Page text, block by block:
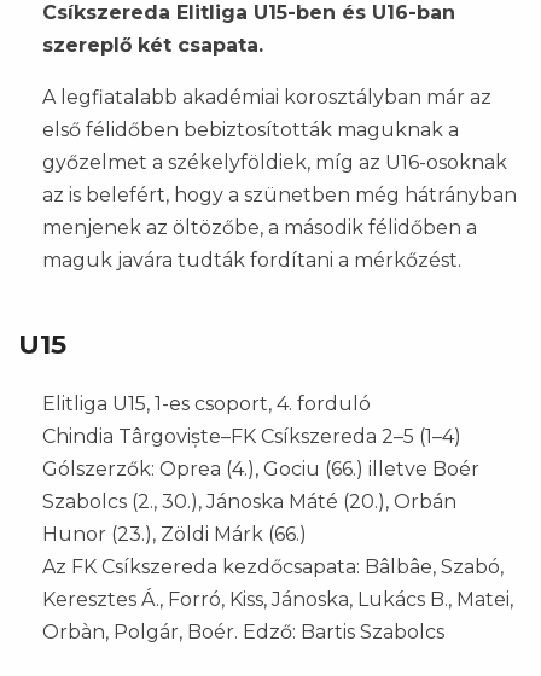
Csíkszereda Elitliga U15-ben és U16-ban
szereplő két csapata.
A legfiatalabb akadémiai korosztályban már az
első félidőben bebiztosították maguknak a
győzelmet a székelyföldiek, míg az U16-osoknak
az is belefért, hogy a szünetben még hátrányban
menjenek az öltözőbe, a második félidőben a
maguk javára tudták fordítani a mérkőzést.
U15
Elitliga U15, 1-es csoport, 4. forduló
Chindia Târgoviște–FK Csíkszereda 2–5 (1–4)
Gólszerzők: Oprea (4.), Gociu (66.) illetve Boér
Szabolcs (2., 30.), Jánoska Máté (20.), Orbán
Hunor (23.), Zöldi Márk (66.)
Az FK Csíkszereda kezdőcsapata: Bâlbâe, Szabó,
Keresztes Á., Forró, Kiss, Jánoska, Lukács B., Matei,
Orbàn, Polgár, Boér. Edző: Bartis Szabolcs